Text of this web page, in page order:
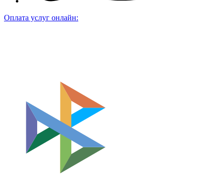
Оплата услуг онлайн: